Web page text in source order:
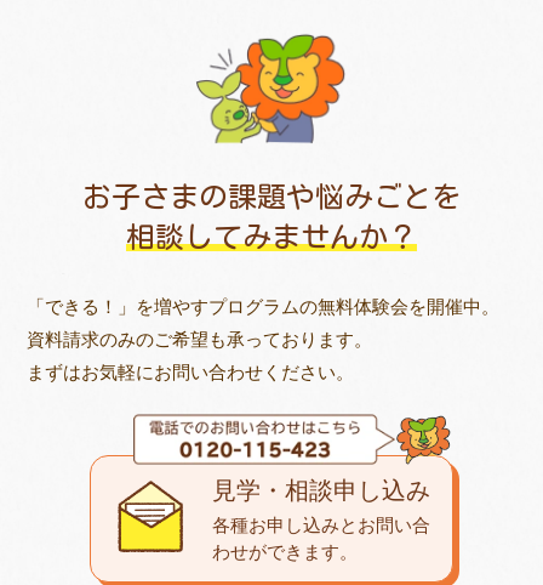
お子さまの課題や悩みごとを
相談してみませんか？
「できる！」を増やすプログラムの無料体験会を開催中。
資料請求のみのご希望も承っております。
まずはお気軽にお問い合わせください。
見学・相談申し込み
各種お申し込みとお問い合
わせができます。